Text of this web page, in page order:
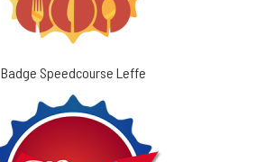
Badge Speedcourse Leffe